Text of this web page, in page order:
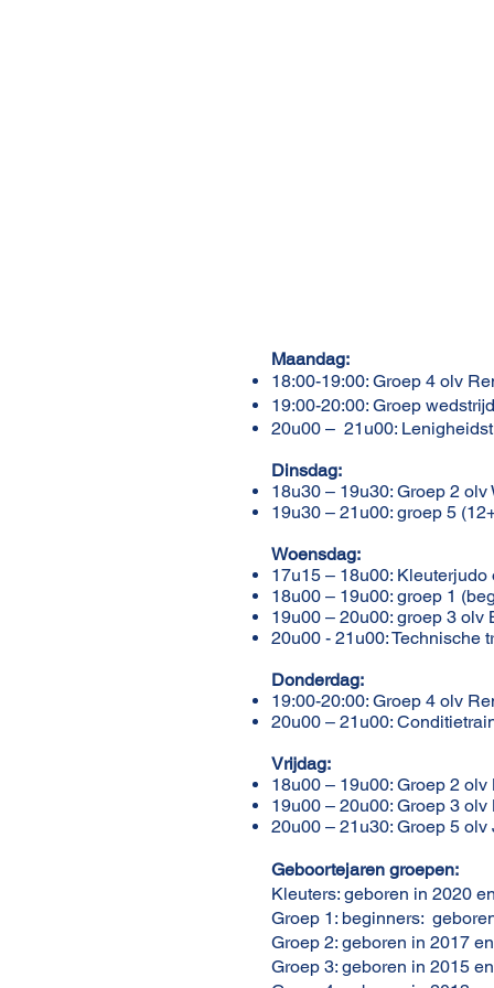
Maandag:
18:00-19:00: Groep 4 olv
19:00-20:00: Groep
20u00 – 21u00:
Dinsdag:
18u30 – 19u30: Groep 2 olv
19u30 – 21u00: groep 5
Woensdag:
17u15 – 18u00:
18u00 – 19u00: groep 1
19u00 – 20u00: groep 3 olv
20u00 - 21u00: Technische
Donderdag:
19:00-20:00: Groep 4 olv
20u00 – 21u00:
Vrijdag:
18u00 – 19u00: Groep 2 olv
19u00 – 20u00: Groep 3 olv
20u00 – 21u30: Groep 5
Geboortejaren groepen:
Kleuters: geboren in 2020
Groep 1: beginners:
Groep 2: geboren in 2017
Groep 3: geboren in 2015